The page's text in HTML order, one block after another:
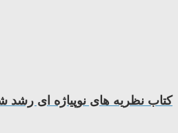
کتاب نظریه های نوپیاژه ای رشد